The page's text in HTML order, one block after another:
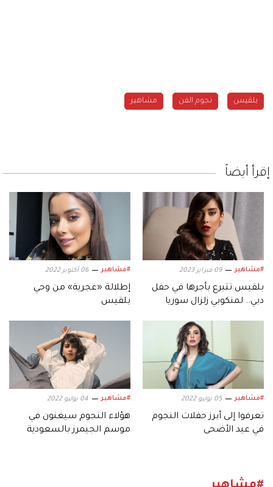
بلقيس نجوم الفن مشاهير
إقرأ أيضاً
#مشاهير 09 فبراير 2023
بلقيس تتبرع بأجرها في حفل
دبي.. لمنكوبي زلزال سوريا
#مشاهير 06 أكتوبر 2022
إطلالة «غجرية» من وحي
بلقيس
#مشاهير 05 يوليو 2022
تعرفوا إلى أبرز حفلات النجوم
في عيد الأضحى
#مشاهير 04 يوليو 2022
هؤلاء النجوم سيغنون في
موسم الجيمرز بالسعودية